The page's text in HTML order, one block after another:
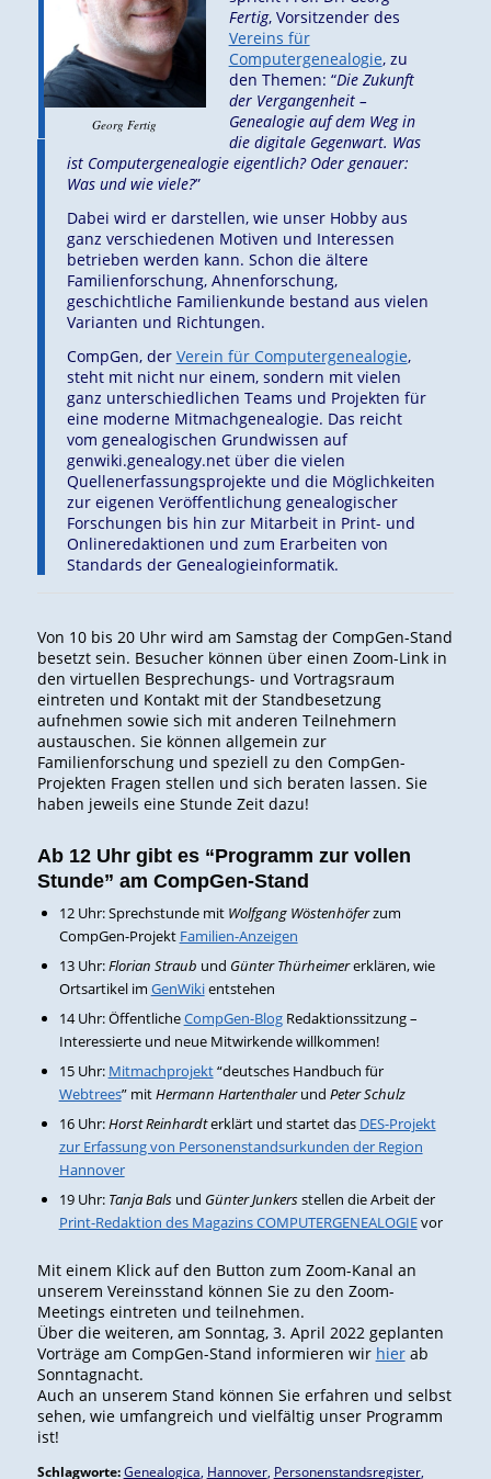
Georg Fertig
Fertig, Vorsitzender des
Vereins für
Computergenealogie, zu
den Themen: “Die Zukunft
der Vergangenheit –
Genealogie auf dem Weg in
die digitale Gegenwart. Was
ist Computergenealogie eigentlich? Oder genauer:
Was und wie viele?”
Dabei wird er darstellen, wie unser Hobby aus
ganz verschiedenen Motiven und Interessen
betrieben werden kann. Schon die ältere
Familienforschung, Ahnenforschung,
geschichtliche Familienkunde bestand aus vielen
Varianten und Richtungen.
CompGen, der Verein für Computergenealogie,
steht mit nicht nur einem, sondern mit vielen
ganz unterschiedlichen Teams und Projekten für
eine moderne Mitmachgenealogie. Das reicht
vom genealogischen Grundwissen auf
genwiki.genealogy.net über die vielen
Quellenerfassungsprojekte und die Möglichkeiten
zur eigenen Veröffentlichung genealogischer
Forschungen bis hin zur Mitarbeit in Print- und
Onlineredaktionen und zum Erarbeiten von
Standards der Genealogieinformatik.
Von 10 bis 20 Uhr wird am Samstag der CompGen-Stand
besetzt sein. Besucher können über einen Zoom-Link in
den virtuellen Besprechungs- und Vortragsraum
eintreten und Kontakt mit der Standbesetzung
aufnehmen sowie sich mit anderen Teilnehmern
austauschen. Sie können allgemein zur
Familienforschung und speziell zu den CompGen-
Projekten Fragen stellen und sich beraten lassen. Sie
haben jeweils eine Stunde Zeit dazu!
Ab 12 Uhr gibt es “Programm zur vollen
Stunde” am CompGen-Stand
12 Uhr: Sprechstunde mit Wolfgang Wöstenhöferzum
CompGen-Projekt Familien-Anzeigen
13 Uhr:Florian Straub und Günter Thürheimererklären, wie
Ortsartikel im GenWikientstehen
14 Uhr: ÖffentlicheCompGen-BlogRedaktionssitzung –
Interessierte und neue Mitwirkende willkommen!
15 Uhr: Mitmachprojekt“deutsches Handbuch für
Webtrees” mitHermann Hartenthalerund Peter Schulz
16 Uhr:Horst Reinhardterklärt und startet das DES-Projekt
zur Erfassung von Personenstandsurkunden der Region
Hannover
19 Uhr: Tanja Balsund Günter Junkersstellen die Arbeit der
Print-Redaktion des Magazins COMPUTERGENEALOGIEvor
Mit einem Klick auf den Button zum Zoom-Kanal an
unserem Vereinsstand können Sie zu den Zoom-
Meetings eintreten und teilnehmen.
Über die weiteren, am Sonntag, 3. April 2022 geplanten
Vorträge am CompGen-Stand informieren wir hierab
Sonntagnacht.
Auch an unserem Stand können Sie erfahren und selbst
sehen, wie umfangreich und vielfältig unser Programm
ist!
Schlagworte: Genealogica Hannover, Personenstandsregister,